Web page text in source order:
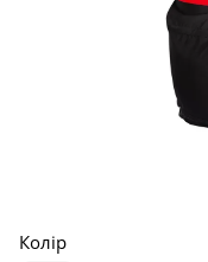
Колір